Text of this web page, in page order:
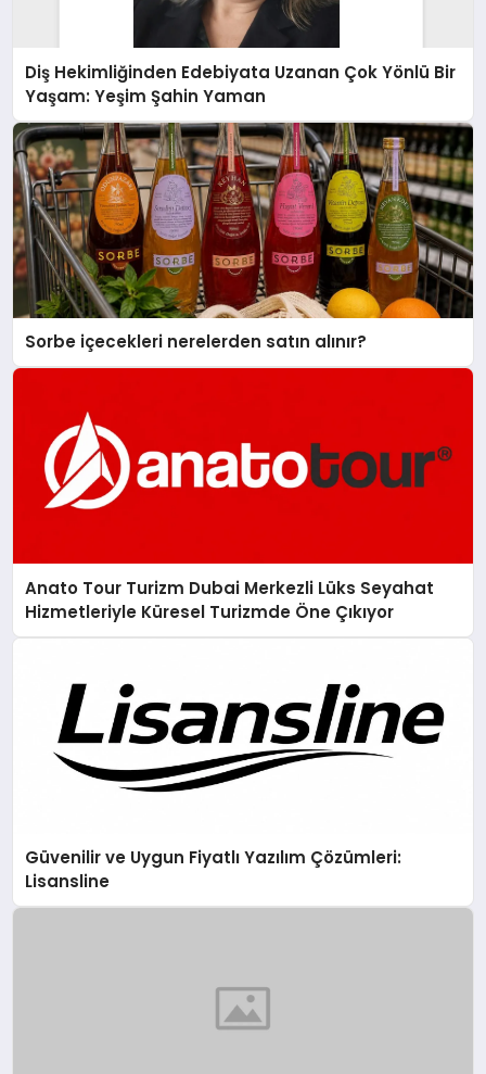
Diş Hekimliğinden Edebiyata Uzanan Çok Yönlü Bir
Yaşam: Yeşim Şahin Yaman
Sorbe içecekleri nerelerden satın alınır?
Anato Tour Turizm Dubai Merkezli Lüks Seyahat
Hizmetleriyle Küresel Turizmde Öne Çıkıyor
Güvenilir ve Uygun Fiyatlı Yazılım Çözümleri:
Lisansline